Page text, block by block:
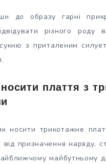
до образу гарні
різного роду
з приталеним
плаття з
носити трикотажне
призначення наряду,
майбутньому